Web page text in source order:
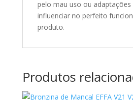
pelo mau uso ou adaptações
influenciar no perfeito
produto.
Produtos